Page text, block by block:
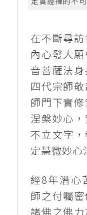
在不斷尋
內心發大
音菩薩法
四代宗師
師門下實
涅槃妙心
不立文字
定慧微妙心
經8年潛心
師之付囑
諸佛之佛